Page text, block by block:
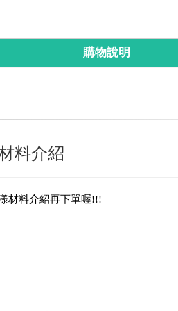
購物說明
料介紹
材料介紹再下單喔!!!